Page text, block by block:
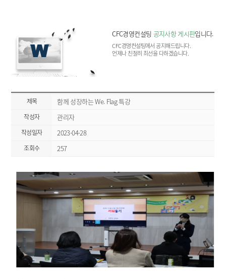
CFC경영컨설팅 공지사항 게시판입니다.
CFC경영컨설팅에서 공지해드립니다.
언제나 친절히 최선을 다하겠습니다.
제목 함께 성장하는 We. Flag 특강
작성자 관리자
작성일자 2023-04-28
조회수 257